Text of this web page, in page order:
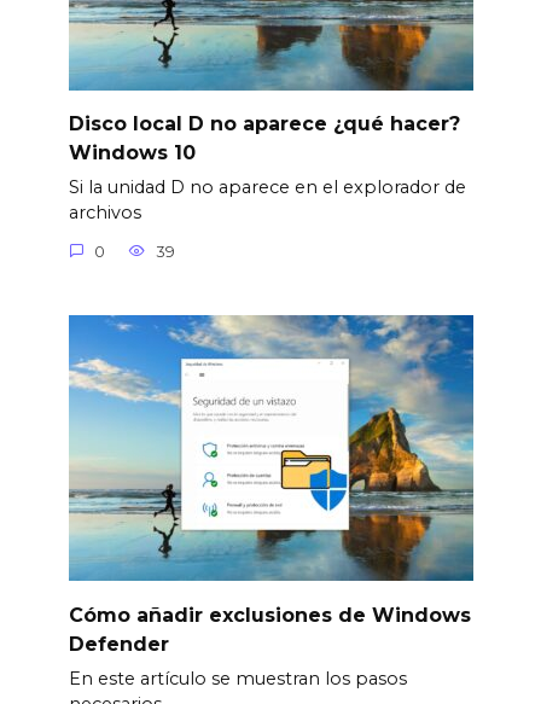
Disco local D no aparece ¿qué hacer?
Windows 10
Si la unidad D no aparece en el explorador de
archivos
0 39
Cómo añadir exclusiones de Windows
Defender
En este artículo se muestran los pasos